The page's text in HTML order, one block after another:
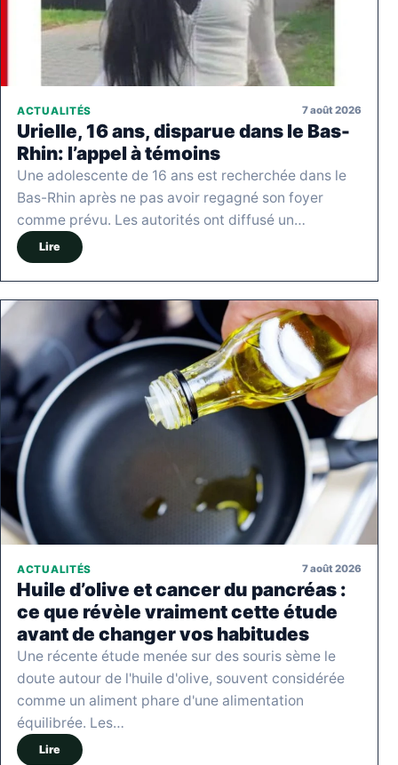
ACTUALITÉS 7 août 2026
Urielle, 16 ans, disparue dans le Bas-
Rhin: l’appel à témoins
Une adolescente de 16 ans est recherchée dans le
Bas-Rhin après ne pas avoir regagné son foyer
comme prévu. Les autorités ont diffusé un…
Lire
ACTUALITÉS 7 août 2026
Huile d’olive et cancer du pancréas :
ce que révèle vraiment cette étude
avant de changer vos habitudes
Une récente étude menée sur des souris sème le
doute autour de l'huile d'olive, souvent considérée
comme un aliment phare d'une alimentation
équilibrée. Les…
Lire